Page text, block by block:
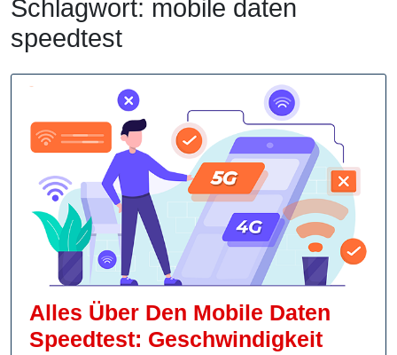
Schlagwort: mobile daten
speedtest
Alles Über Den Mobile Daten
Speedtest: Geschwindigkeit